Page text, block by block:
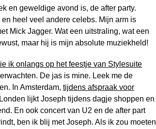
en geweldige avond is, de after party.
heel veel andere celebs. Mijn arm is
Mick Jagger. Wat een uitstraling, wat een
maar hij is mijn absolute muziekheld!
ik onlangs op het feestje van Stylesuite
De jas is mine. Leek me de
In Amsterdam, tijdens afspraak voor
lijkt Joseph tijdens dagje shoppen en
En ook concert van U2 en de after part
ben ik blij met Joseph. Als ik zou moeten